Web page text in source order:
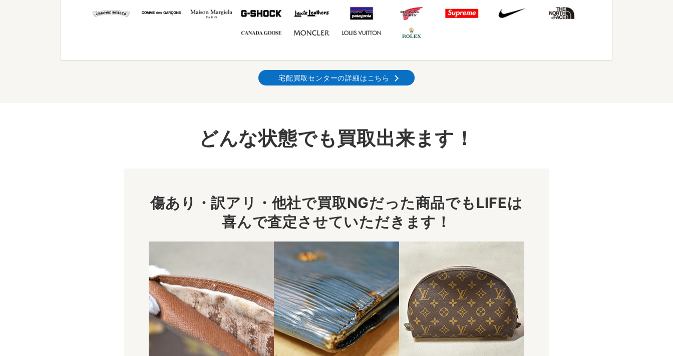
宅配買取センターの詳細はこちら
どんな状態でも買取出来ます！
傷あり・訳アリ・他社で買取NGだった商品でもLIFEは
喜んで査定させていただきます！